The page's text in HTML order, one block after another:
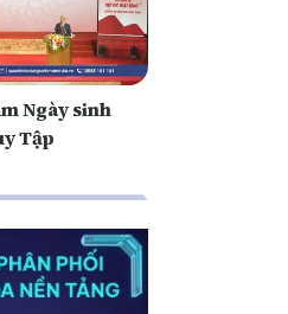
Ngày sinh
Tập